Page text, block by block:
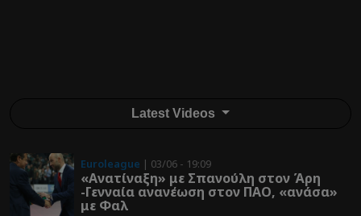
Latest Videos
Euroleague | 03/06 - 19:09
«Ανατίναξη» με Σπανούλη στον Άρη
-Γενναία ανανέωση στον ΠΑΟ, «ανάσα»
με Φαλ